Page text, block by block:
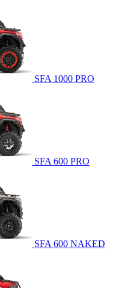
SFA 1000 PRO
SFA 600 PRO
SFA 600 NAKED